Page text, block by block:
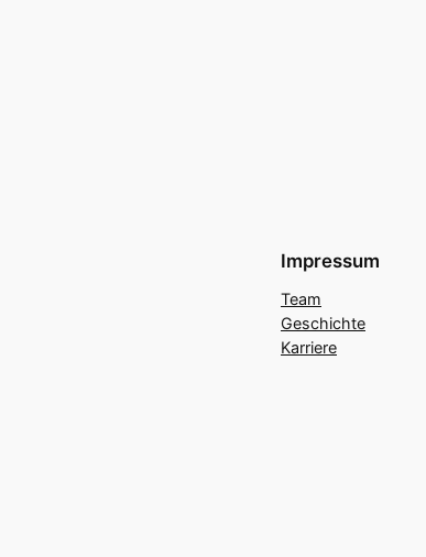
Impressum
Team
Geschichte
Karriere